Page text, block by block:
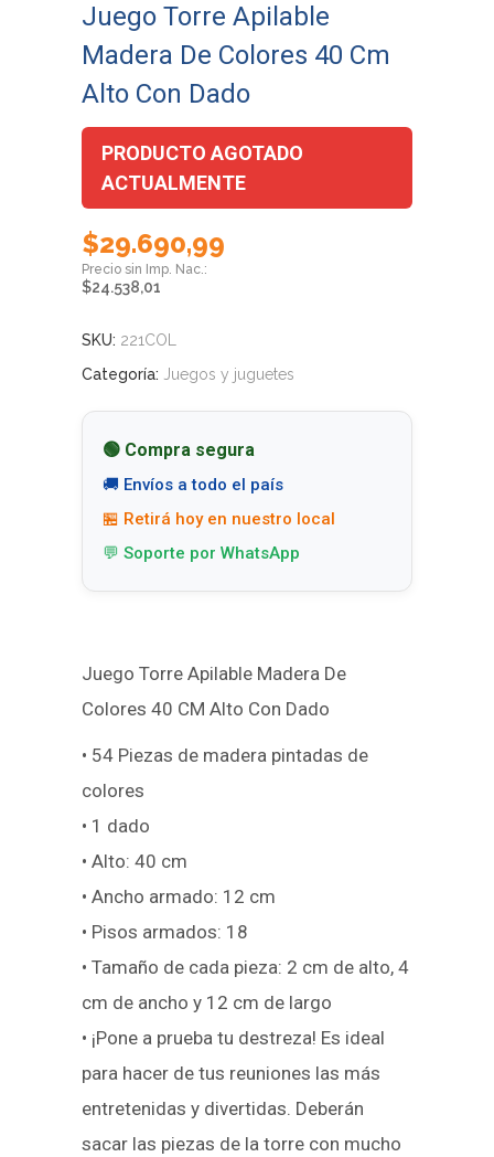
Juego Torre Apilable
Madera De Colores 40 Cm
Alto Con Dado
PRODUCTO AGOTADO
ACTUALMENTE
$29.690,99
$24.538,01
SKU: 221COL
Categoría: Juegos y juguetes
🟢 Compra segura
🚚 Envíos a todo el país
🏪 Retirá hoy en nuestro local
💬 Soporte por WhatsApp
Juego Torre Apilable Madera De
Colores 40 CM Alto Con Dado
• 54 Piezas de madera pintadas de
colores
• 1 dado
• Alto: 40 cm
• Ancho armado: 12 cm
• Pisos armados: 18
• Tamaño de cada pieza: 2 cm de alto, 4
cm de ancho y 12 cm de largo
• ¡Pone a prueba tu destreza! Es ideal
para hacer de tus reuniones las más
entretenidas y divertidas. Deberán
sacar las piezas de la torre con mucho